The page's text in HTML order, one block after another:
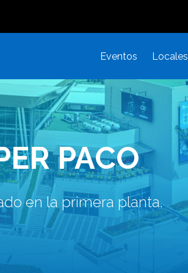
Eventos Locales
PACO
en la primera planta.